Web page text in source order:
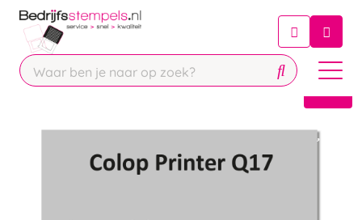
Chatbot
Chat 24/7 met onze chatbot voor
Contact